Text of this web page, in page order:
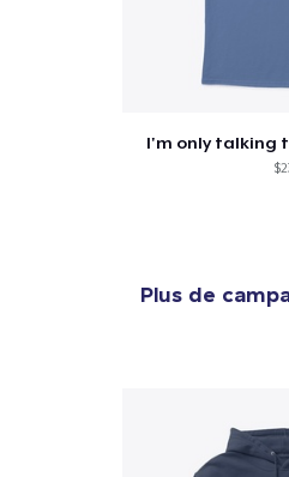
I'm only talking
Plus de